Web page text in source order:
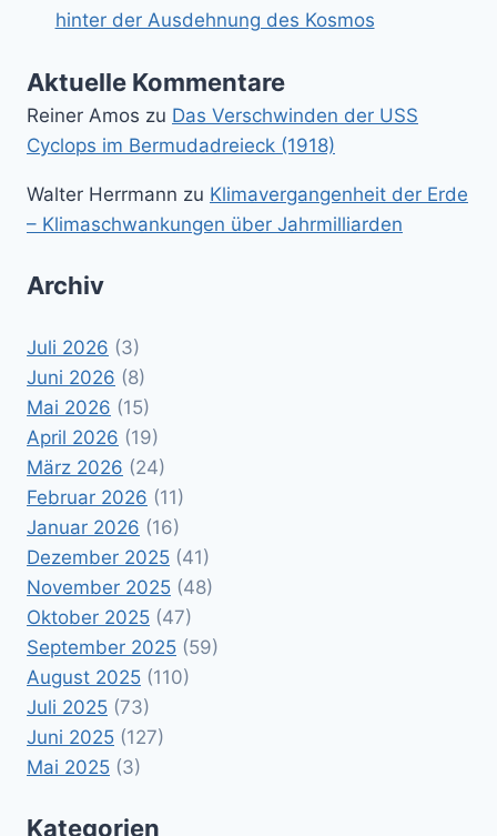
hinter der Ausdehnung des Kosmos
Aktuelle Kommentare
Reiner Amos zu Das Verschwinden der USS
Cyclops im Bermudadreieck (1918)
Walter Herrmann zu Klimavergangenheit der Erde
– Klimaschwankungen über Jahrmilliarden
Archiv
Juli 2026 (3)
Juni 2026 (8)
Mai 2026 (15)
April 2026 (19)
März 2026 (24)
Februar 2026 (11)
Januar 2026 (16)
Dezember 2025 (41)
November 2025 (48)
Oktober 2025 (47)
September 2025 (59)
August 2025 (110)
Juli 2025 (73)
Juni 2025 (127)
Mai 2025 (3)
Kategorien